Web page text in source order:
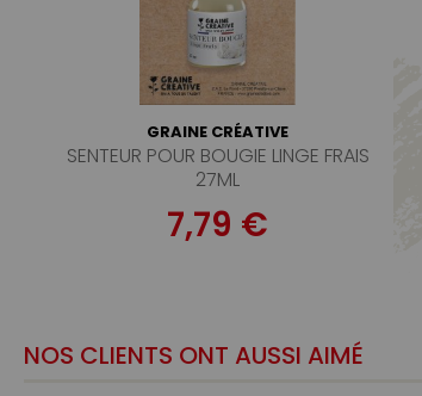
GRAINE CRÉATIVE
SENTEUR POUR BOUGIE LINGE FRAIS
27ML
7,79 €
NOS CLIENTS ONT AUSSI AIMÉ